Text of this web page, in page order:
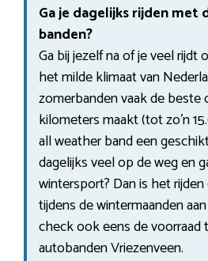
Ga je dagelijks rijden met
banden?
Ga bij jezelf na of je veel rijdt
het milde klimaat van
zomerbanden vaak de beste
kilometers maakt (tot zo’n
all weather band een
dagelijks veel op de weg en
wintersport? Dan is het
tijdens de wintermaanden
check ook eens de voorraad
autobanden Vriezenveen.